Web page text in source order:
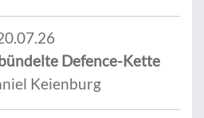
Defence-Kette
Keienburg